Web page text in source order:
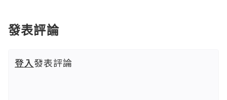
發表評論
登入發表評論